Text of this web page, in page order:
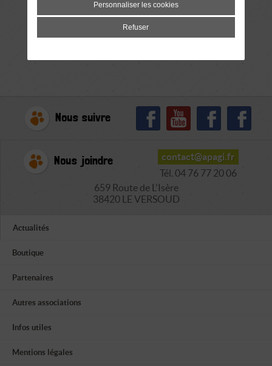
Nous suivre
Nous joindre
contact@apagi.fr
Tél. 04 76 77 20 06
659 Route de L'Isère
38420 LE VERSOUD
Actualités
Boutique
Partenaires
Autres associations
Infos utiles
Mentions légales
Personnaliser les cookies
Refuser